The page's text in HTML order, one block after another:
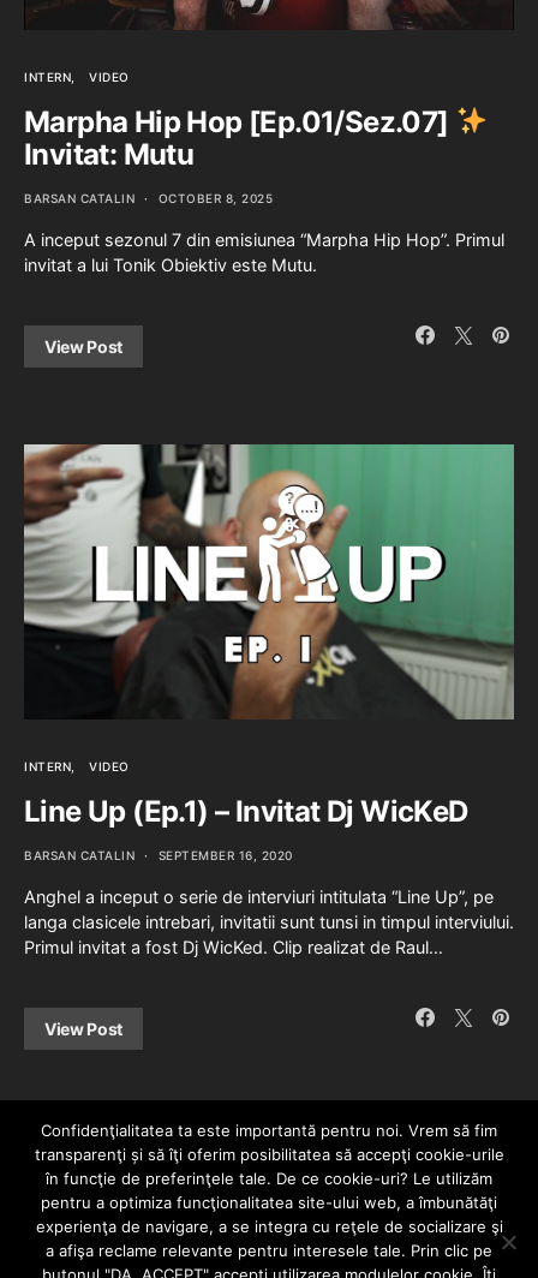
INTERN VIDEO
Marpha Hip Hop [Ep.01/Sez.07]
Invitat: Mutu
BARSAN CATALIN OCTOBER 8, 2025
A inceput sezonul 7 din emisiunea “Marpha Hip Hop”. Primul
invitat a lui Tonik Obiektiv este Mutu.
View Post
INTERN VIDEO
Line Up (Ep.1) – Invitat Dj WicKeD
BARSAN CATALIN SEPTEMBER 16, 2020
Anghel a inceput o serie de interviuri intitulata “Line Up”, pe
langa clasicele intrebari, invitatii sunt tunsi in timpul interviului.
Primul invitat a fost Dj WicKed. Clip realizat de Raul…
View Post
HOME CONTACT POLITICĂ DE CONFIDENȚIALITATE
Confidenţialitatea ta este importantă pentru noi. Vrem să fim
transparenţi și să îţi oferim posibilitatea să accepţi cookie-urile
în funcţie de preferinţele tale. De ce cookie-uri? Le utilizăm
pentru a optimiza funcţionalitatea site-ului web, a îmbunătăţi
experienţa de navigare, a se integra cu reţele de socializare şi
a afişa reclame relevante pentru interesele tale. Prin clic pe